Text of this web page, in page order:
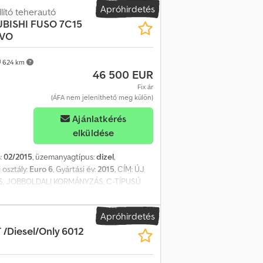
az ÁFA-t nem tartalmazzák. Naprakész
információkért: Loris: 3484773001
kereskedelmi járművek adásvételével és
Ror Specialitásunk: billenő konténeres
és 150 konténer – darus és daru nélküli
való tekintettel az Aurora
Apróhirdetés
624 km
teherautó
FUSO 7C15
46 500 EUR
Fix ár
(ÁFA nem jeleníthető meg külön)
Ajánlatkérés
elküldése
02/2015, üzemanyagtípus:dízel,
Euro 6, Gyártási év:2015, CÍM: ÚJ
JOBBOLDALI KORMÁNYZÁS, C-TÍPUSÚ
2998 EURO-SZABVÁNY: 6
Nincs FÉKASSZISZTENS/INTARDER: Nincs
FELSŐRÉSZ: Rövid és alacsony ÜLÉSEK
+ PÓTKOCSI: 11000 kg teljes
TAM TE6-32 KIHÚZHATÓ: Igen
Nincs HASZNÁLHATÓ SZÉLESSÉG: -
Apróhirdetés
/Diesel/Only 6012